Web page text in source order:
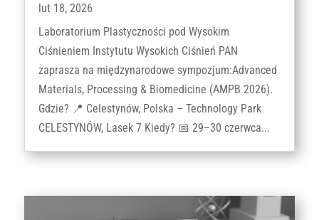
lut 18, 2026
Laboratorium Plastyczności pod Wysokim
Ciśnieniem Instytutu Wysokich Ciśnień PAN
zaprasza na międzynarodowe sympozjum:Advanced
Materials, Processing & Biomedicine (AMPB 2026).
Gdzie? 📍 Celestynów, Polska – Technology Park
CELESTYNÓW, Lasek 7 Kiedy? 📅 29–30 czerwca...